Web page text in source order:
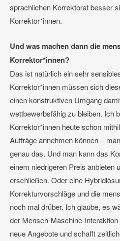
sprachlichen Korrektorat besser
Korrektor*innen.
Und was machen dann die
Korrektor*innen?
Das ist natürlich ein sehr
Korrektor*innen müssen sich
einen konstruktiven Umgang
wettbewerbsfähig zu bleiben. Ich
Korrektor*innen heute schon
Aufträge annehmen können –
genau das. Und man kann das
einem niedrigeren Preis anbieten
erschließen. Oder eine
Korrekturvorschläge und die
noch mal drüber. Ich glaube, es
der Mensch-Maschine-
neue Angebote und schafft